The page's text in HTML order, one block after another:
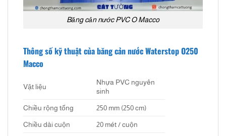
Băng cản nước PVC O Macco
Thông số kỹ thuật của băng cản nước Waterstop O250
Macco
Vật liệu
Nhựa PVC nguyên
sinh
Chiều rộng tổng 250 mm (250 cm)
Chiều dài cuộn 20 mét / cuộn